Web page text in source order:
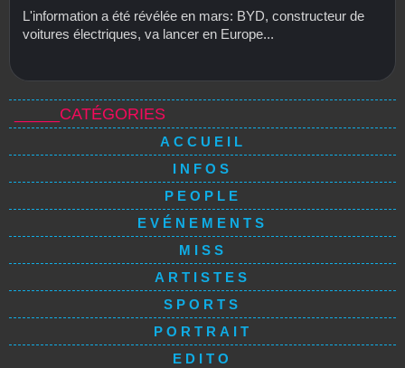
L'information a été révélée en mars: BYD, constructeur de
voitures électriques, va lancer en Europe...
_____CATÉGORIES
ACCUEIL
INFOS
PEOPLE
EVÉNEMENTS
MISS
ARTISTES
SPORTS
PORTRAIT
EDITO